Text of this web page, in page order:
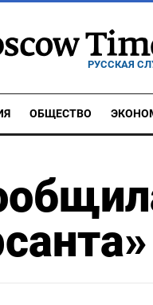
РУССКАЯ
ОБЩЕСТВО